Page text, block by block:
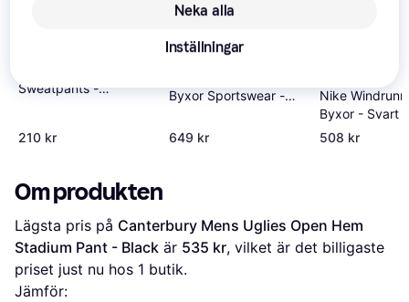
Sweatpants -
210 kr
Byxor Sportswear -
649 kr
Nike
Byxor - Svart
508 kr
Om produkten
Lägsta pris på Canterbury Mens Uglies Open Hem
Stadium Pant - Black är 535 kr, vilket är det billigaste
priset just nu hos 1 butik.
Jämför:
Neka alla
Inställningar